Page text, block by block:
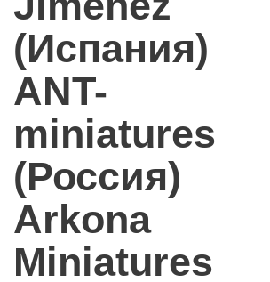
(Испания)
ANT-
miniatures
(Россия)
Arkona
Miniatures